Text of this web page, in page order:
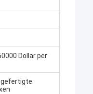
Dollar per
gefertigte